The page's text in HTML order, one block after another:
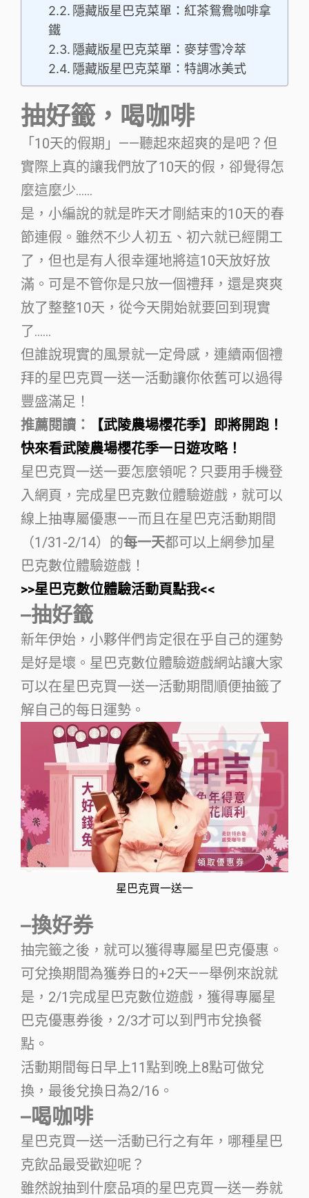
隱藏版星巴克菜單：紅茶鴛鴦咖啡拿
鐵
隱藏版星巴克菜單：麥芽雪冷萃
隱藏版星巴克菜單：特調冰美式
抽好籤，喝咖啡
「10天的假期」——聽起來超爽的是吧？但
實際上真的讓我們放了10天的假，卻覺得怎
麼這麼少……
是，小編說的就是昨天才剛結束的10天的春
節連假。雖然不少人初五、初六就已經開工
了，但也是有人很幸運地將這10天放好放
滿。可是不管你是只放一個禮拜，還是爽爽
放了整整10天，從今天開始就要回到現實
了……
但誰說現實的風景就一定骨感，連續兩個禮
拜的星巴克買一送一活動讓你依舊可以過得
豐盛滿足！
推薦閱讀：
【武陵農場櫻花季】即將開跑！
快來看武陵農場櫻花季一日遊攻略！
星巴克買一送一要怎麼領呢？只要用手機登
入網頁，完成星巴克數位體驗遊戲，就可以
線上抽專屬優惠——而且在星巴克活動期間
（1/31-2/14）的每一天都可以上網參加星
巴克數位體驗遊戲！
>>星巴克數位體驗活動頁點我<<
–抽好籤
新年伊始，小夥伴們肯定很在乎自己的運勢
是好是壞。星巴克數位體驗遊戲網站讓大家
可以在星巴克買一送一活動期間順便抽籤了
解自己的每日運勢。
星巴克買一送一
–換好券
抽完籤之後，就可以獲得專屬星巴克優惠。
可兌換期間為獲券日的+2天——舉例來說就
是，2/1完成星巴克數位遊戲，獲得專屬星
巴克優惠券後，2/3才可以到門市兌換餐
點。
活動期間每日早上11點到晚上8點可做兌
換，最後兌換日為2/16。
–喝咖啡
星巴克買一送一活動已行之有年，哪種星巴
克飲品最受歡迎呢？
雖然說抽到什麼品項的星巴克買一送一券就